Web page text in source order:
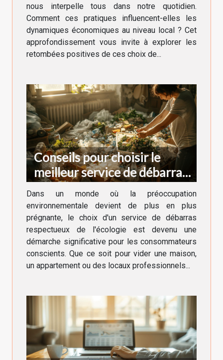
nous interpelle tous dans notre quotidien.
Comment ces pratiques influencent-elles les
dynamiques économiques au niveau local ? Cet
approfondissement vous invite à explorer les
retombées positives de ces choix de...
Conseils pour choisir le
meilleur service de débarras
écologique
Dans un monde où la préoccupation
environnementale devient de plus en plus
prégnante, le choix d'un service de débarras
respectueux de l'écologie est devenu une
démarche significative pour les consommateurs
conscients. Que ce soit pour vider une maison,
un appartement ou des locaux professionnels...